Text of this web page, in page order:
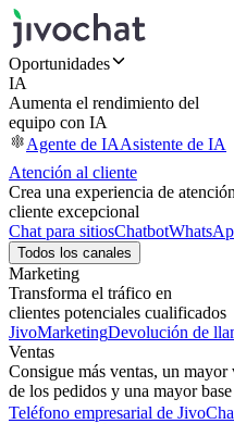
Oportunidades
IA
Aumenta el rendimiento del
equipo con IA
Agente de IAAsistente de IA
Atención al cliente
Crea una experiencia de
cliente excepcional
Chat para sitiosChatbot
Todos los canales
Marketing
Transforma el tráfico en
clientes potenciales cualificados
JivoMarketingDevolución de
Ventas
Consigue más ventas, un
de los pedidos y una mayor
Teléfono empresarial de